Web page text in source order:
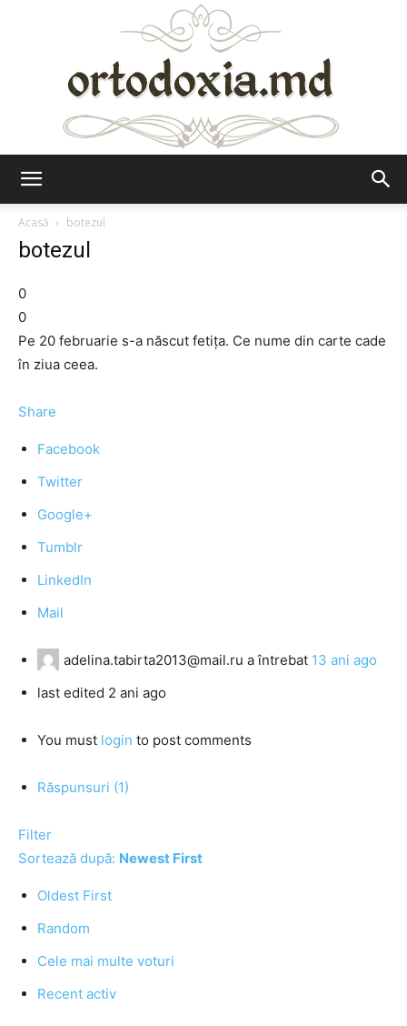
Acasă
botezul
botezul
0
0
Pe 20 februarie s-a născut fetiţa. Ce nume din carte cade
în ziua ceea.
Share
Facebook
Twitter
Google+
Tumblr
LinkedIn
Mail
adelina.tabirta2013@mail.ru a întrebat 13 ani ago
last edited 2 ani ago
You must login to post comments
Răspunsuri (1)
Filter
Sortează după: Newest First
Oldest First
Random
Cele mai multe voturi
Recent activ